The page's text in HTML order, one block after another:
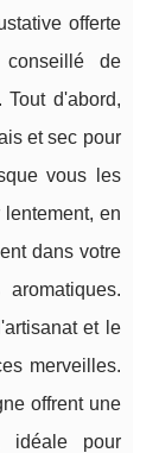
offerte
de
Tout d'abord,
et sec pour
vous les
en
dans votre
et le
merveilles.
offrent une
idéale pour